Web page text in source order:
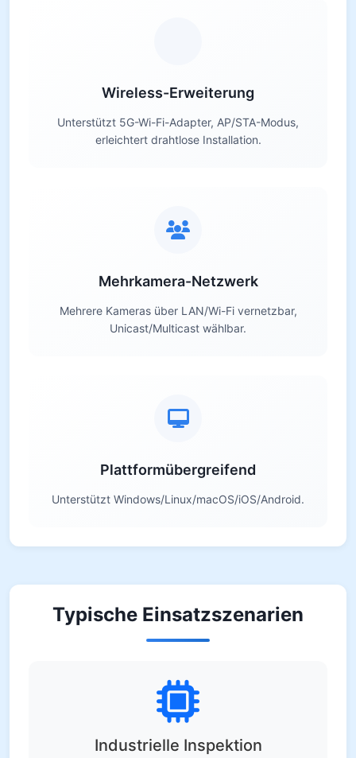
Wireless-Erweiterung
Unterstützt 5G-Wi-Fi-Adapter, AP/STA-Modus,
erleichtert drahtlose Installation.
Mehrkamera-Netzwerk
Mehrere Kameras über LAN/Wi-Fi vernetzbar,
Unicast/Multicast wählbar.
Plattformübergreifend
Unterstützt Windows/Linux/macOS/iOS/Android.
Typische Einsatzszenarien
Industrielle Inspektion